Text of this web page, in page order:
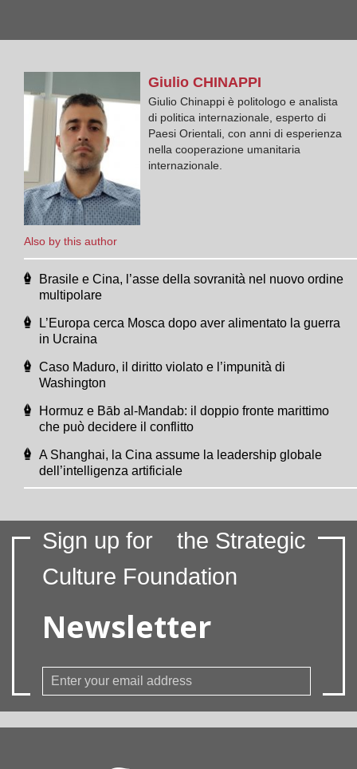
Also by this author
GiulioCHINAPPI
Giulio Chinappi è politologo e analista
di politica internazionale, esperto di
Paesi Orientali, con anni di esperienza
nella cooperazione umanitaria
internazionale.
Brasile e Cina, l’asse della sovranità nel nuovo ordine
multipolare
L’Europa cerca Mosca dopo aver alimentato la guerra
in Ucraina
Caso Maduro, il diritto violato e l’impunità di
Washington
Hormuz e Bāb al-Mandab: il doppio fronte marittimo
che può decidere il conflitto
A Shanghai, la Cina assume la leadership globale
dell’intelligenza artificiale
Sign up for
the Strategic
Culture Foundation
Newsletter